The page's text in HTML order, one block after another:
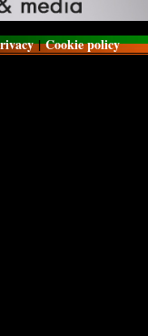
|Cookie policy